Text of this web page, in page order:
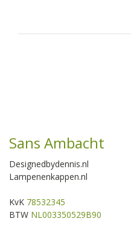
Sans Ambacht
Designedbydennis.nl
Lampenenkappen.nl
KvK 78532345
BTW NL003350529B90